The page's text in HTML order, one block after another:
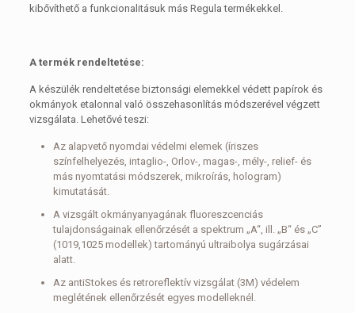
kibővíthető a funkcionalitásuk más Regula termékekkel.
Atermék rendeltetése:
A készülék rendeltetése biztonsági elemekkel védett papírok és
okmányok etalonnal való összehasonlítás módszerével végzett
vizsgálata. Lehetővé teszi:
Az alapvető nyomdai védelmi elemek (íriszes
színfelhelyezés, intaglio-, Orlov-, magas-, mély-, relief- és
más nyomtatási módszerek, mikroírás, hologram)
kimutatását.
A vizsgált okmányanyagának fluoreszcenciás
tulajdonságainak ellenőrzését a spektrum „A“, ill. „B“ és „C”
(1019,1025 modellek) tartományú ultraibolya sugárzásai
alatt.
Az antiStokes és retroreflektív vizsgálat (3M) védelem
meglétének ellenőrzését egyes modelleknél.